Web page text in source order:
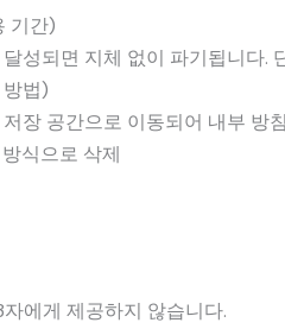
기간)
성되면 지체 없이 파기됩니다.
법)
장 공간으로 이동되어 내부 방
식으로 삭제
에게 제공하지 않습니다.